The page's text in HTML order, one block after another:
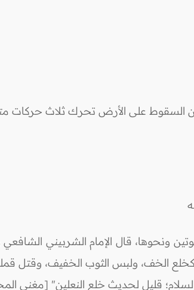
على الأرض تحرك ثلاث حركات
ونحوها، قال الإمام الشربيني
كخلع الخف، ولبس الثوب الخفيف، وقتل
قليل لحديث خلع النعلين" [مغني المحتاج 1/